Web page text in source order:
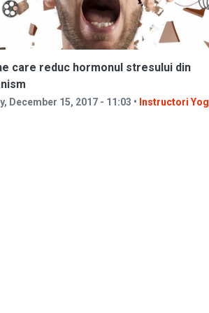
care reduc hormonul stresului din
December 15, 2017 - 11:03 • Instructori